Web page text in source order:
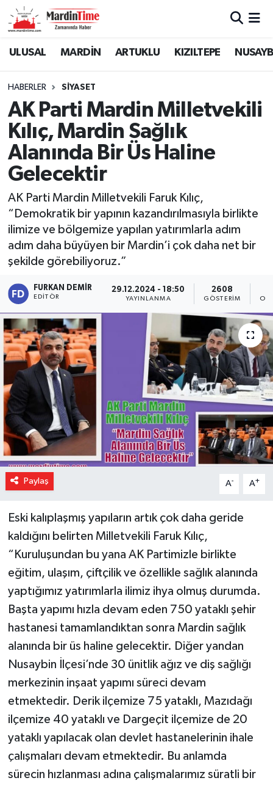
ULUSAL MARDİN ARTUKLU KIZILTEPE
HABERLER SİYASET
AK Parti Mardin Milletvekili
Kılıç, Mardin Sağlık
Alanında Bir Üs Haline
Gelecektir
AK Parti Mardin Milletvekili Faruk Kılıç,
“Demokratik bir yapının kazandırılmasıyla birlikte
ilimize ve bölgemize yapılan yatırımlarla adım
adım daha büyüyen bir Mardin’i çok daha net bir
şekilde görebiliyoruz.”
FURKAN DEMIR
EDITÖR
29.12.2024 - 18:50
YAYINLANMA
2608
GÖSTERIM
Paylaş A- A+
Eski kalıplaşmış yapıların artık çok daha geride
kaldığını belirten Milletvekili Faruk Kılıç,
“Kuruluşundan bu yana AK Partimizle birlikte
eğitim, ulaşım, çiftçilik ve özellikle sağlık alanında
yaptığımız yatırımlarla ilimiz ihya olmuş durumda.
Başta yapımı hızla devam eden 750 yataklı şehir
hastanesi tamamlandıktan sonra Mardin sağlık
alanında bir üs haline gelecektir. Diğer yandan
Nusaybin İlçesi’nde 30 ünitlik ağız ve diş sağlığı
merkezinin inşaat yapımı süreci devam
etmektedir. Derik ilçemize 75 yataklı, Mazıdağı
ilçemize 40 yataklı ve Dargeçit ilçemize de 20
yataklı yapılacak olan devlet hastanelerinin ihale
çalışmaları devam etmektedir. Bu anlamda
sürecin hızlanması adına çalışmalarımız süratli bir
Mardin Nöbetçi Eczaneler
Mardin Namaz Vakitleri
Mardin Trafik Yoğunluk Haritası
Süper Lig Puan Durumu ve Fikstür
Tüm Manşetler
Son Dakika Haberleri
Haber Arşivi